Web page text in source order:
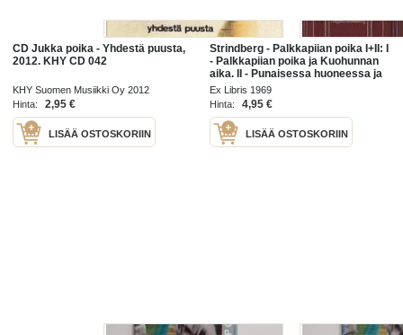
CD Jukka poika - Yhdestä puusta,
2012. KHY CD 042
KHY Suomen Musiikki Oy 2012
Hinta:
2,95 €
LISÄÄ OSTOSKORIIN
Strindberg - Palkkapiian poika I+II: I
- Palkkapiian poika ja Kuohunnan
aika. II - Punaisessa huoneessa ja
Kirjailija
Ex Libris 1969
Hinta:
4,95 €
LISÄÄ OSTOSKORIIN